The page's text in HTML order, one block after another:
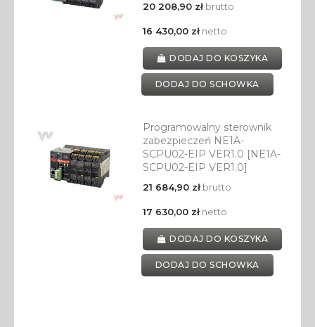
20 208,90 złbrutto
16 430,00 złnetto
DODAJ DO KOSZYKA
DODAJ DO SCHOWKA
Programowalny sterownik
zabezpieczeń NE1A-
SCPU02-EIP VER1.0 [NE1A-
SCPU02-EIP VER1.0]
21 684,90 złbrutto
17 630,00 złnetto
DODAJ DO KOSZYKA
DODAJ DO SCHOWKA